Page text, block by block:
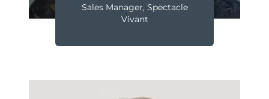
Sales Manager, Spectacle
Vivant